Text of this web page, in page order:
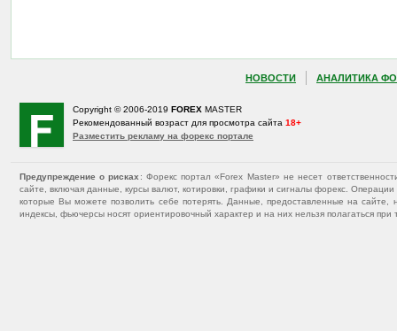
НОВОСТИ АНАЛИТИКА
Copyright © 2006-2019 FOREX MASTER
Рекомендованный возраст для просмотра сайта 18+
Разместить рекламу на форекс портале
Предупреждение о рисках : Форекс портал «Forex Master» не несет
сайте, включая данные, курсы валют, котировки, графики и сигналы форекс.
которые Вы можете позволить себе потерять. Данные, предоставленные на
индексы, фьючерсы носят ориентировочный характер и на них нельзя полагаться при